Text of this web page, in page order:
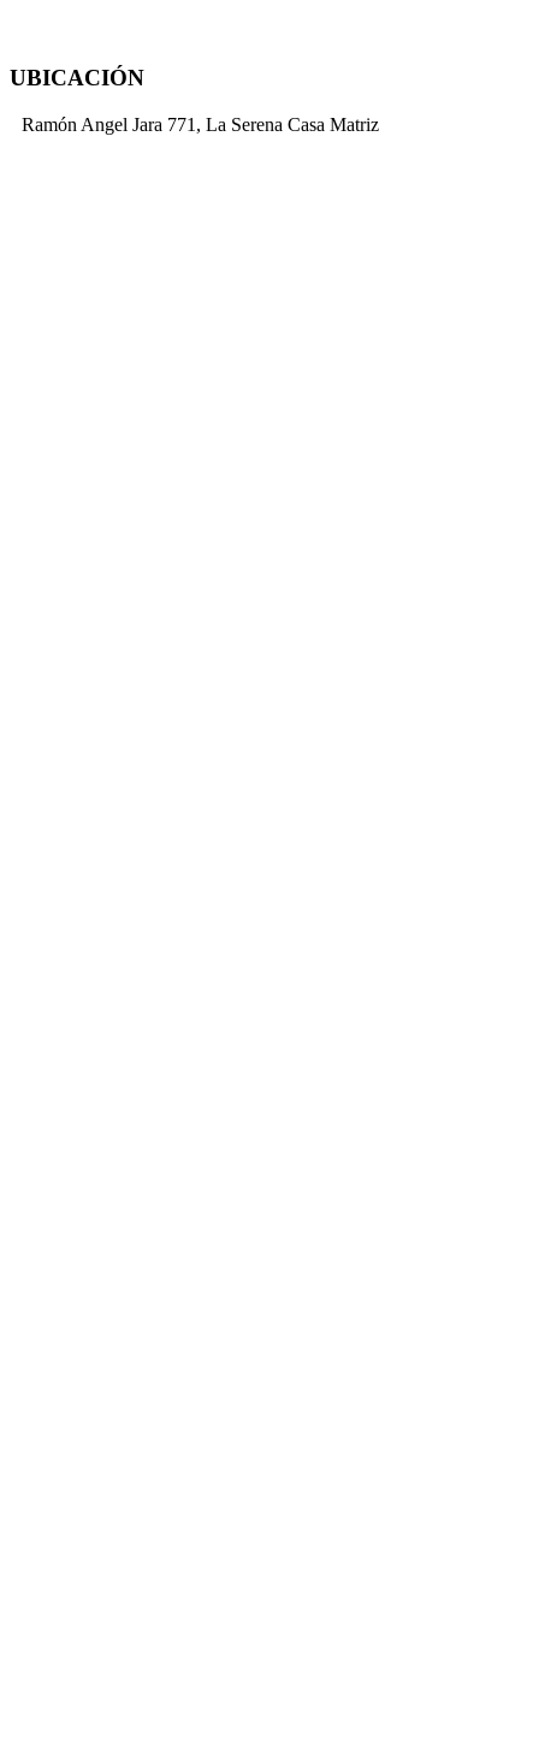
UBICACIÓN
Ramón Angel Jara 771, La Serena Casa Matriz